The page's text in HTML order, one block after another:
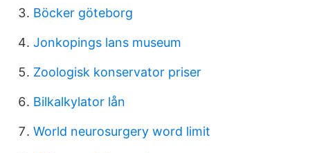
Böcker göteborg
Jonkopings lans museum
Zoologisk konservator priser
Bilkalkylator lån
World neurosurgery word limit